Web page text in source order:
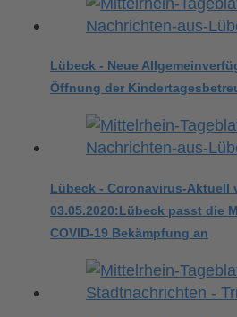
Lübeck - Neue
Öffnung der
Lübeck - Coronavirus-Aktuell
03.05.2020:Lübeck passt die
COVID-19 Bekämpfung an